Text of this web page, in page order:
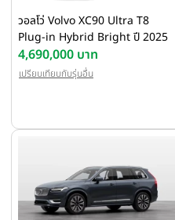
วอลโว่ Volvo XC90 Ultra T8
Plug-in Hybrid Bright ปี 2025
4,690,000 บาท
เปรียบเทียบกับรุ่นอื่น